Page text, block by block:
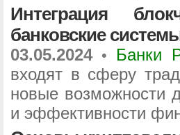
Интеграция
банковские
03.05.2024• Банки
входят в сферу
новые возможности
и эффективности